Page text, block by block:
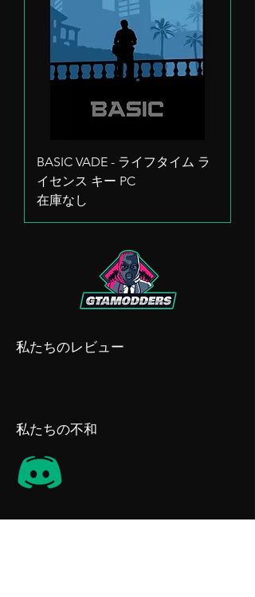
BASIC VADE - ライフタイム ラ
イセンス キー PC
在庫なし
私たちのレビュー
私たちの不和